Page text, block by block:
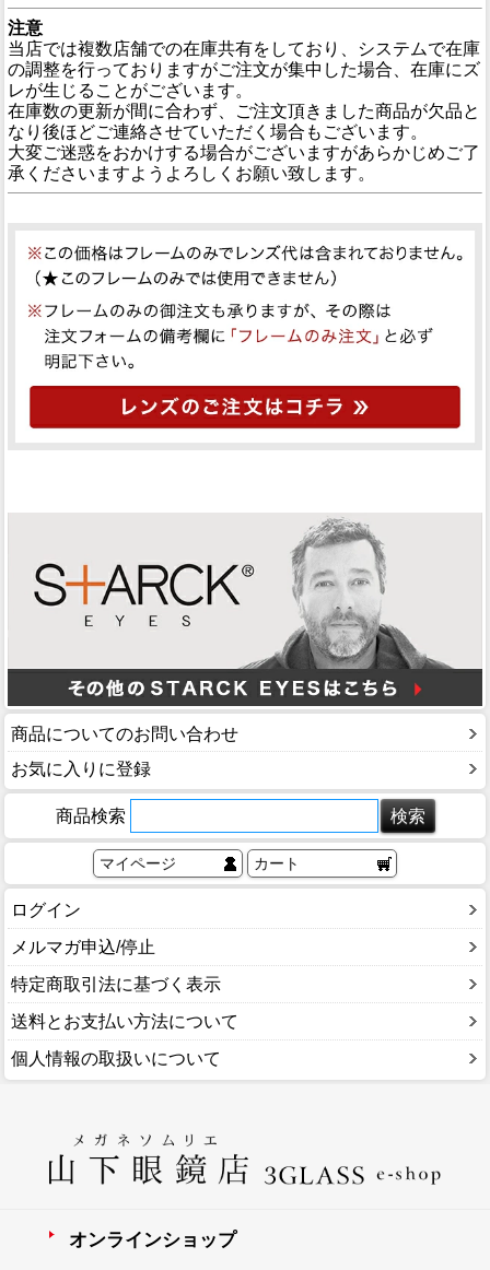
注意
当店では複数店舗での在庫共有をしており、システムで在庫
の調整を行っておりますがご注文が集中した場合、在庫にズ
レが生じることがございます。
在庫数の更新が間に合わず、ご注文頂きました商品が欠品と
なり後ほどご連絡させていただく場合もございます。
大変ご迷惑をおかけする場合がございますがあらかじめご了
承くださいますようよろしくお願い致します。
商品についてのお問い合わせ
お気に入りに登録
商品検索
マイページ カート
ログイン
メルマガ申込/停止
特定商取引法に基づく表示
送料とお支払い方法について
個人情報の取扱いについて
オンラインショップ